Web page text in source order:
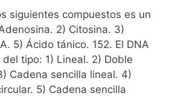
siguientes compuestos es un
2) Citosina. 3)
5) Ácido tánico. 152. El DNA
tipo: 1) Lineal. 2) Doble
Cadena sencilla lineal. 4)
5) Cadena sencilla